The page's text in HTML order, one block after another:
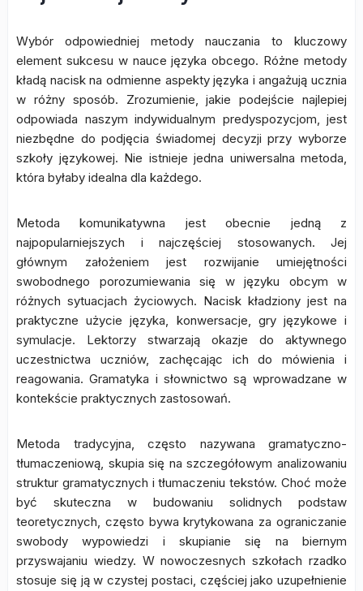
Wybór odpowiedniej metody nauczania to kluczowy
element sukcesu w nauce języka obcego. Różne metody
kładą nacisk na odmienne aspekty języka i angażują ucznia
w różny sposób. Zrozumienie, jakie podejście najlepiej
odpowiada naszym indywidualnym predyspozycjom, jest
niezbędne do podjęcia świadomej decyzji przy wyborze
szkoły językowej. Nie istnieje jedna uniwersalna metoda,
która byłaby idealna dla każdego.
Metoda komunikatywna jest obecnie jedną z
najpopularniejszych i najczęściej stosowanych. Jej
głównym założeniem jest rozwijanie umiejętności
swobodnego porozumiewania się w języku obcym w
różnych sytuacjach życiowych. Nacisk kładziony jest na
praktyczne użycie języka, konwersacje, gry językowe i
symulacje. Lektorzy stwarzają okazje do aktywnego
uczestnictwa uczniów, zachęcając ich do mówienia i
reagowania. Gramatyka i słownictwo są wprowadzane w
kontekście praktycznych zastosowań.
Metoda tradycyjna, często nazywana gramatyczno-
tłumaczeniową, skupia się na szczegółowym analizowaniu
struktur gramatycznych i tłumaczeniu tekstów. Choć może
być skuteczna w budowaniu solidnych podstaw
teoretycznych, często bywa krytykowana za ograniczanie
swobody wypowiedzi i skupianie się na biernym
przyswajaniu wiedzy. W nowoczesnych szkołach rzadko
stosuje się ją w czystej postaci, częściej jako uzupełnienie